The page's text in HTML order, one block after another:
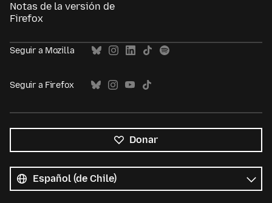
Notas de la versión de
Firefox
Seguir a Mozilla
Seguir a Firefox
Donar
los
idiomas
Idioma